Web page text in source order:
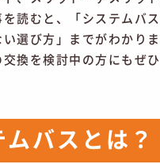
読むと、「システムバ
選び方」までがわかり
換を検討中の方にもぜ
バスとは？